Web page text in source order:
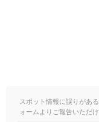
スポット情報に誤りがあ
ォームよりご報告いただ